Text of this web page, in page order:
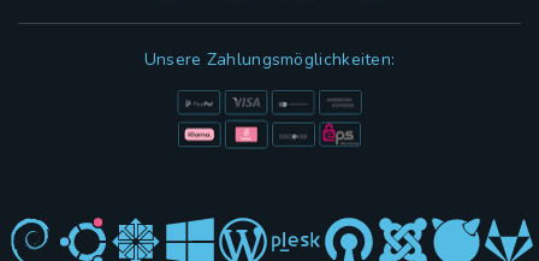
Unsere Zahlungsmöglichkeiten: